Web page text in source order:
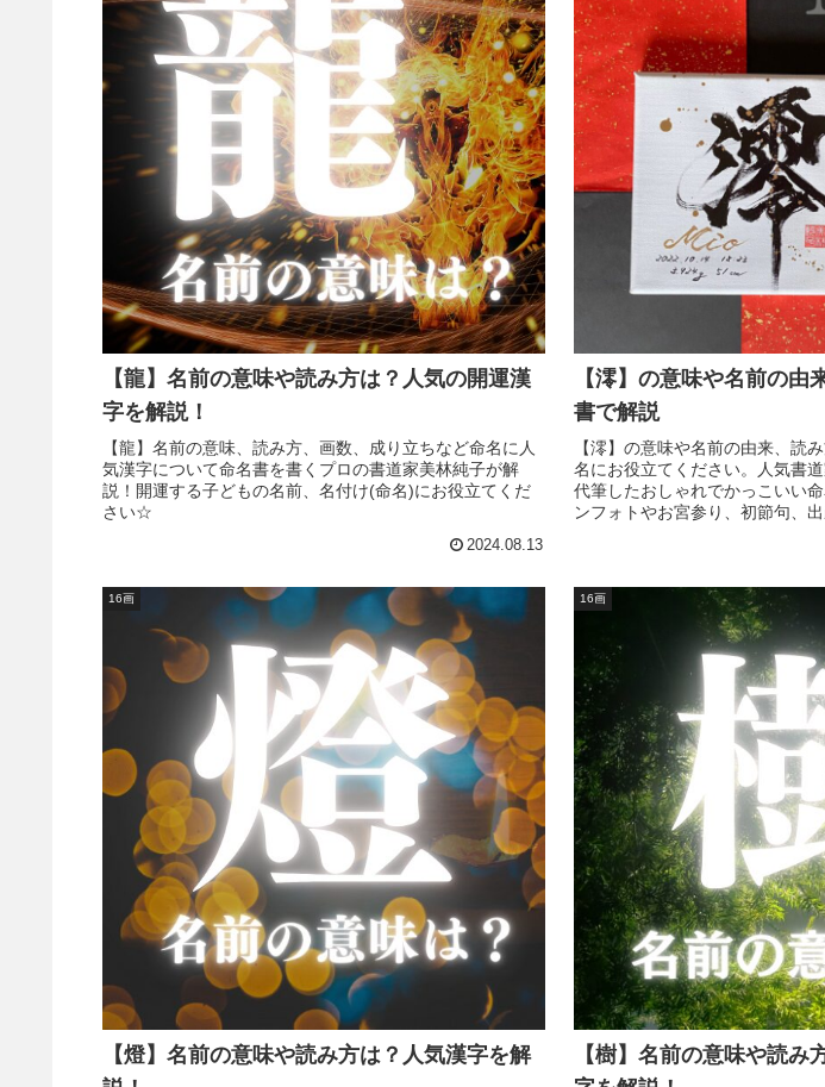
【龍】名前の意味や読み方は？人気の開運漢
字を解説！
【龍】名前の意味、読み方、画数、成り立ちなど命名に人
気漢字について命名書を書くプロの書道家美林純子が解
説！開運する子どもの名前、名付け(命名)にお役立てくだ
さい☆
2024.08.13
【澪】の意味や名前の由
書で解説
【澪】の意味や名前の由来、読
名にお役立てください。人気書
代筆したおしゃれでかっこいい
ンフォトやお宮参り、初節句、
16画
【燈】名前の意味や読み方は？人気漢字を解
16画
【樹】名前の意味や読み